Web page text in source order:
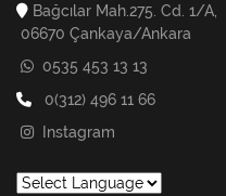
Bağcılar Mah.275. Cd. 1/A,
06670 Çankaya/Ankara
0535 453 13 13
0(312) 496 11 66
Instagram